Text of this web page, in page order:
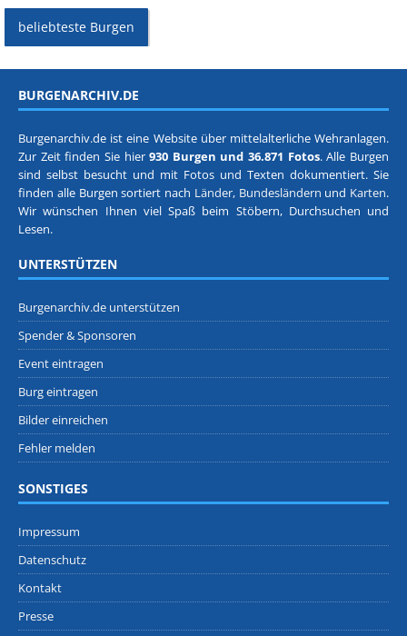
beliebteste Burgen
BURGENARCHIV.DE
Burgenarchiv.de ist eine Website über mittelalterliche Wehranlagen.
Zur Zeit finden Sie hier930 Burgen und 36.871 Fotos. Alle Burgen
sind selbst besucht und mit Fotos und Texten dokumentiert. Sie
finden alle Burgen sortiert nach Länder, Bundesländern und Karten.
Wir wünschen Ihnen viel Spaß beim Stöbern, Durchsuchen und
Lesen.
UNTERSTÜTZEN
Burgenarchiv.de unterstützen
Spender & Sponsoren
Event eintragen
Burg eintragen
Bilder einreichen
Fehler melden
SONSTIGES
Impressum
Datenschutz
Kontakt
Presse